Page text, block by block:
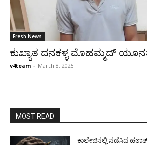
Fresh News
ಕುಖ್ಯಾತ ದನಕಳ್ಳ ಮೊಹಮ್ಮದ್‌
v4team - March 8, 2025
MOST READ
ಕಾಲೇಜಿನಲ್ಲಿ ನಡೆಸಿದ